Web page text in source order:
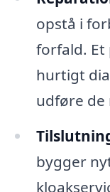
opstå i
forfald. Et
hurtigt
udføre de
bygger